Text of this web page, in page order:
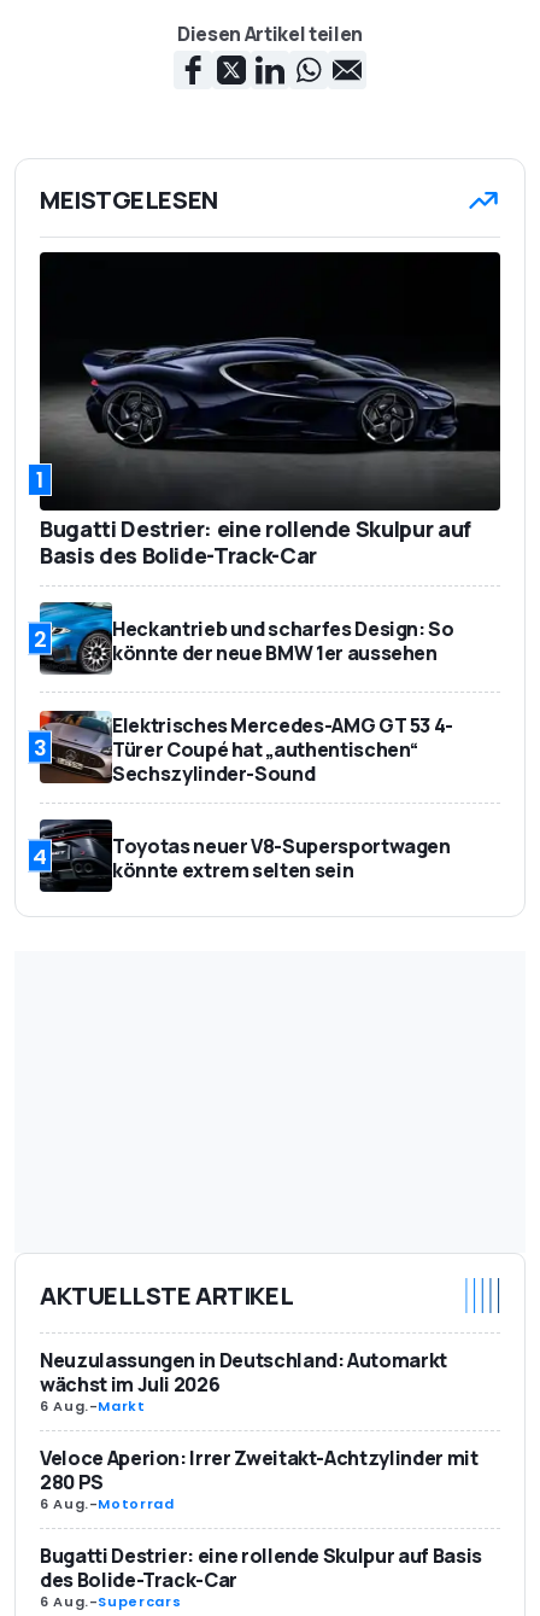
Diesen Artikel teilen
MEISTGELESEN
1
Bugatti Destrier: eine rollende Skulpur auf
Basis des Bolide-Track-Car
2
Heckantrieb und scharfes Design: So
könnte der neue BMW 1er aussehen
3
Elektrisches Mercedes-AMG GT 53 4-
Türer Coupé hat „authentischen“
Sechszylinder-Sound
4
Toyotas neuer V8-Supersportwagen
könnte extrem selten sein
AKTUELLSTE ARTIKEL
Neuzulassungen in Deutschland: Automarkt
wächst im Juli 2026
6 Aug.-Markt
Veloce Aperion: Irrer Zweitakt-Achtzylinder mit
280 PS
6 Aug.-Motorrad
Bugatti Destrier: eine rollende Skulpur auf Basis
des Bolide-Track-Car
6 Aug.-Supercars